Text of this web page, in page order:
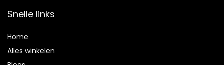
Snelle links
Home
Alles winkelen